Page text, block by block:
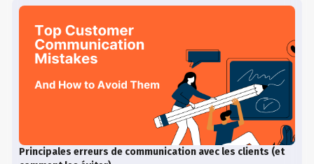
Principales erreurs de communication avec les clients (et